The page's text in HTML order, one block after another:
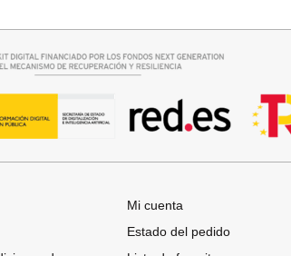
Mi cuenta
Estado del pedido